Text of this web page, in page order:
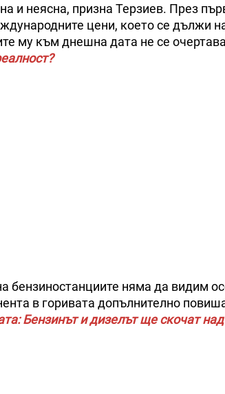
и неясна, призна Терзиев. През
цени, което се дължи
му към днешна дата не се
бензиностанциите няма да видим
в горивата допълнително
Бензинът и дизелът ще скочат